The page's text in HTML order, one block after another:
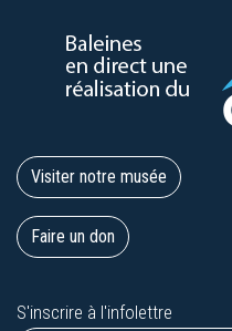
Visiter notre musée
Faire un don
S'inscrire à l'infolettre